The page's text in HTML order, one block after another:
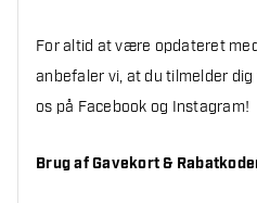
For altid at være opdateret
anbefaler vi, at du tilmelder
os på Facebook og Instagram!
Brug af Gavekort &